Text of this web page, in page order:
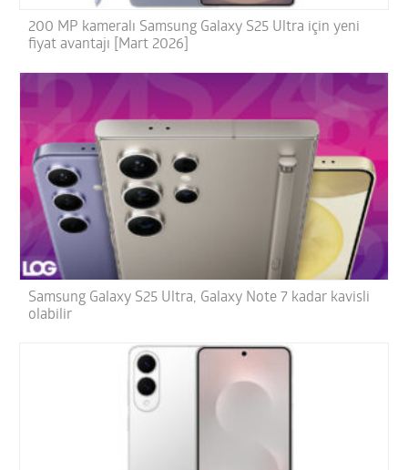
200 MP kameralı Samsung Galaxy S25 Ultra için yeni
fiyat avantajı [Mart 2026]
Samsung Galaxy S25 Ultra, Galaxy Note 7 kadar kavisli
olabilir